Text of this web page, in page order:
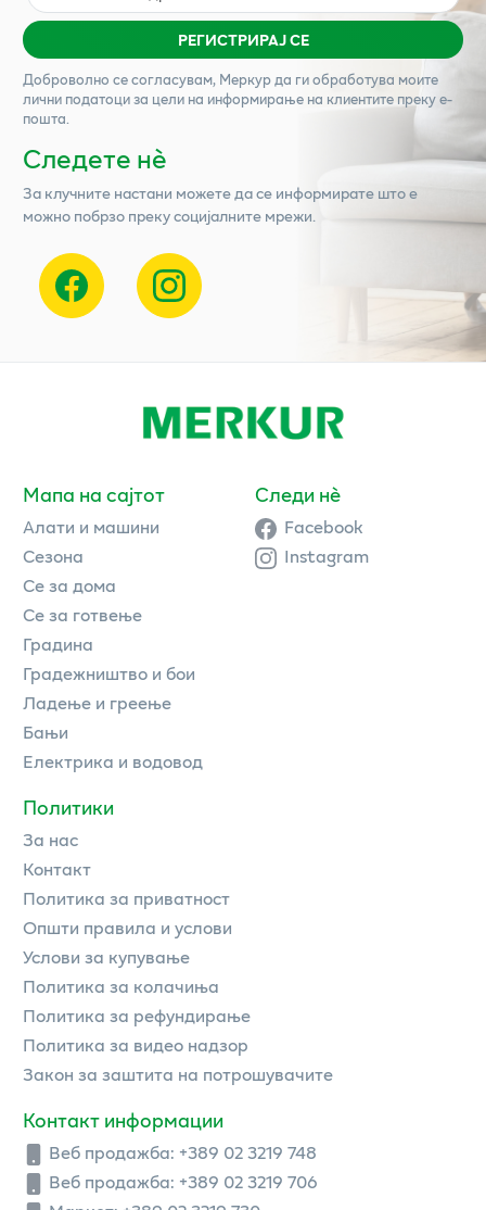
РЕГИСТРИРАЈ СЕ
Доброволно се согласувам, Меркурда ги обработува моите
лични податоци за цели на информирање на клиентите преку е-
пошта.
Следете нѐ
За клучните настани можете да се информирате што е
можно побрзо преку социјалните мрежи.
Мапа на сајтот
Алати и машини
Сезона
Се за дома
Се за готвење
Градина
Градежништво и бои
Ладење и греење
Бањи
Електрика и водовод
Политики
За нас
Контакт
Политика за приватност
Општи правила и услови
Услови за купување
Политика за колачиња
Политика за рефундирање
Политика за видео надзор
Закон за заштита на потрошувачите
Контакт информации
Веб продажба: +389 02 3219 748
Веб продажба: +389 02 3219 706
Следи нè
Facebook
Instagram